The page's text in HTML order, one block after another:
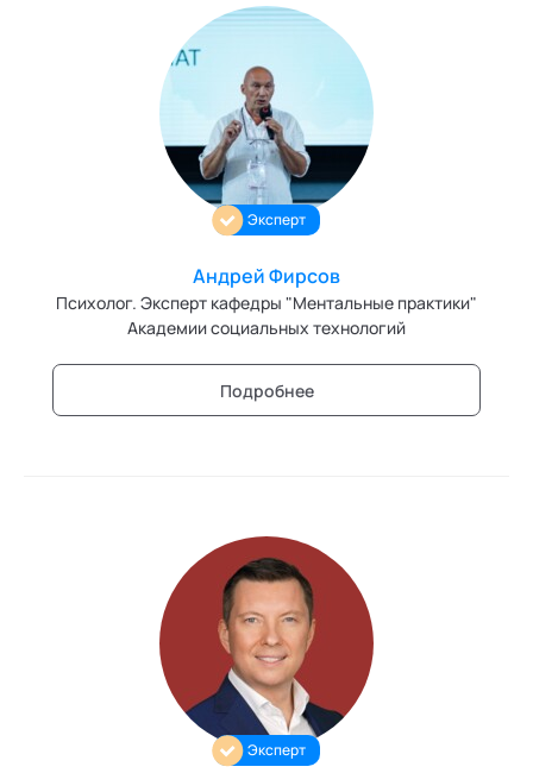
Эксперт
Андрей Фирсов
Психолог. Эксперт кафедры "Ментальные практики"
Академии социальных технологий
Подробнее
Эксперт